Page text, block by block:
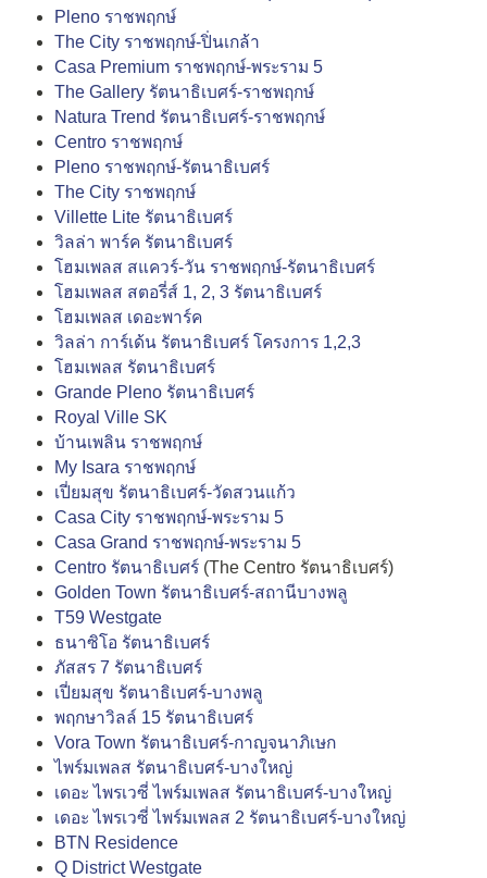
Pleno ราชพฤกษ์
The City ราชพฤกษ์-ปิ่นเกล้า
Casa Premium ราชพฤกษ์-พระราม 5
The Gallery รัตนาธิเบศร์-ราชพฤกษ์
Natura Trend รัตนาธิเบศร์-ราชพฤกษ์
Centro ราชพฤกษ์
Pleno ราชพฤกษ์-รัตนาธิเบศร์
The City ราชพฤกษ์
Villette Lite รัตนาธิเบศร์
วิลล่า พาร์ค รัตนาธิเบศร์
โฮมเพลส สแควร์-วัน ราชพฤกษ์-รัตนาธิเบศร์
โฮมเพลส สตอรี่ส์ 1, 2, 3 รัตนาธิเบศร์
โฮมเพลส เดอะพาร์ค
วิลล่า การ์เด้น รัตนาธิเบศร์ โครงการ 1,2,3
โฮมเพลส รัตนาธิเบศร์
Grande Pleno รัตนาธิเบศร์
Royal Ville SK
บ้านเพลิน ราชพฤกษ์
My Isara ราชพฤกษ์
เปี่ยมสุข รัตนาธิเบศร์-วัดสวนแก้ว
Casa City ราชพฤกษ์-พระราม 5
Casa Grand ราชพฤกษ์-พระราม 5
Centro รัตนาธิเบศร์ (The Centro รัตนาธิเบศร์)
Golden Town รัตนาธิเบศร์-สถานีบางพลู
T59 Westgate
ธนาซิโอ รัตนาธิเบศร์
ภัสสร 7 รัตนาธิเบศร์
เปี่ยมสุข รัตนาธิเบศร์-บางพลู
พฤกษาวิลล์ 15 รัตนาธิเบศร์
Vora Town รัตนาธิเบศร์-กาญจนาภิเษก
ไพร์มเพลส รัตนาธิเบศร์-บางใหญ่
เดอะ ไพรเวซี่ ไพร์มเพลส รัตนาธิเบศร์-บางใหญ่
เดอะ ไพรเวซี่ ไพร์มเพลส 2 รัตนาธิเบศร์-บางใหญ่
BTN Residence
Q District Westgate